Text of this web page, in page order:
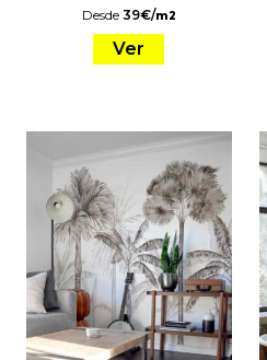
Desde 39€/m2
Ver